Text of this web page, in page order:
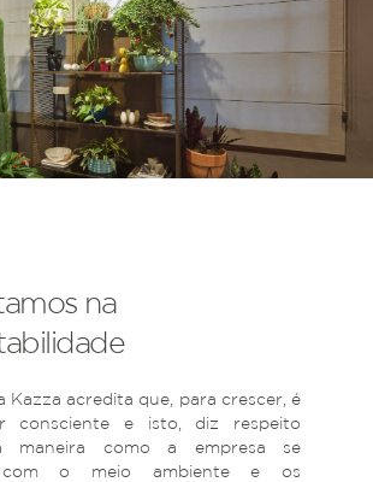
na
Kazza acredita que, para crescer, é
consciente e isto, diz respeito
maneira como a empresa se
com o meio ambiente e os